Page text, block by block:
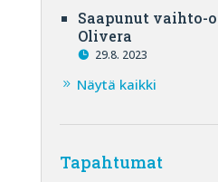
Saapunut vaihto-
Olivera
29.8. 2023
Näytä kaikki
Tapahtumat